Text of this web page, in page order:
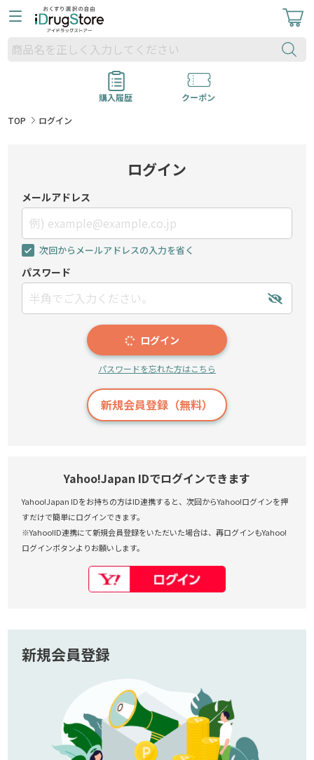
購入履歴
クーポン
TOP
ログイン
ログイン
メールアドレス
次回からメールアドレスの入力を省く
パスワード
ログイン
パスワードを忘れた方はこちら
新規会員登録（無料）
Yahoo!Japan IDでログインできます
Yahoo!Japan IDをお持ちの方はID連携すると、次回からYahoo!ログインを押
すだけで簡単にログインできます。
※Yahoo!ID連携にて新規会員登録をいただいた場合は、再ログインもYahoo!
ログインボタンよりお願いします。
新規会員登録